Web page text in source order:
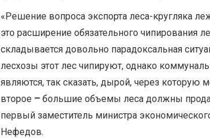
«Решение вопроса экспорта леса-кругляка
это расширение обязательного чипирования
складывается довольно парадоксальная
лесхозы этот лес чипируют, однако
являются, так сказать, дырой, через которую
второе – большие объемы леса должны
первый заместитель министра
Нефедов.